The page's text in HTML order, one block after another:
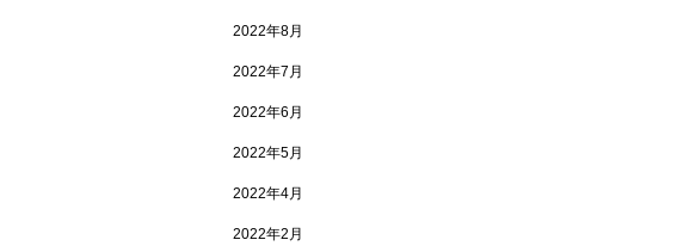
2022年8月
2022年7月
2022年6月
2022年5月
2022年4月
2022年2月